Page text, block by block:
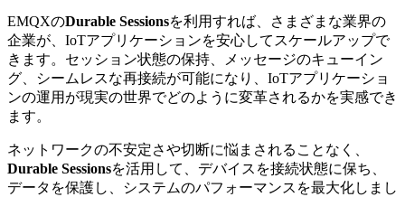
EMQXのDurable Sessionsを利用すれば、さまざまな業界の
企業が、IoTアプリケーションを安心してスケールアップで
きます。セッション状態の保持、メッセージのキューイン
グ、シームレスな再接続が可能になり、IoTアプリケーショ
ンの運用が現実の世界でどのように変革されるかを実感でき
ます。
ネットワークの不安定さや切断に悩まされることなく、
Durable Sessionsを活用して、デバイスを接続状態に保ち、
データを保護し、システムのパフォーマンスを最大化しまし